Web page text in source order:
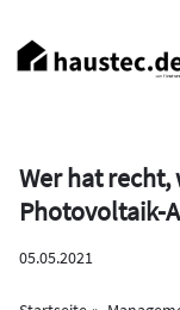
zum
Inhalt
Wer hat recht,
Photovoltaik-
05.05.2021